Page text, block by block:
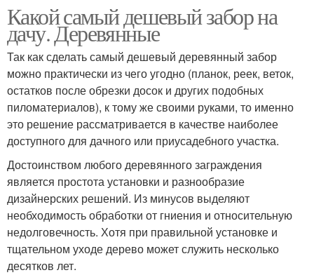
Какой самый дешевый забор на
дачу. Деревянные
Так как сделать самый дешевый деревянный забор
можно практически из чего угодно (планок, реек, веток,
остатков после обрезки досок и других подобных
пиломатериалов), к тому же своими руками, то именно
это решение рассматривается в качестве наиболее
доступного для дачного или приусадебного участка.
Достоинством любого деревянного заграждения
является простота установки и разнообразие
дизайнерских решений. Из минусов выделяют
необходимость обработки от гниения и относительную
недолговечность. Хотя при правильной установке и
тщательном уходе дерево может служить несколько
десятков лет.